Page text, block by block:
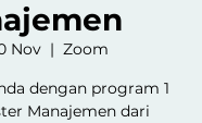
Nov
  |
Zoom
dengan program 1
Manajemen dari